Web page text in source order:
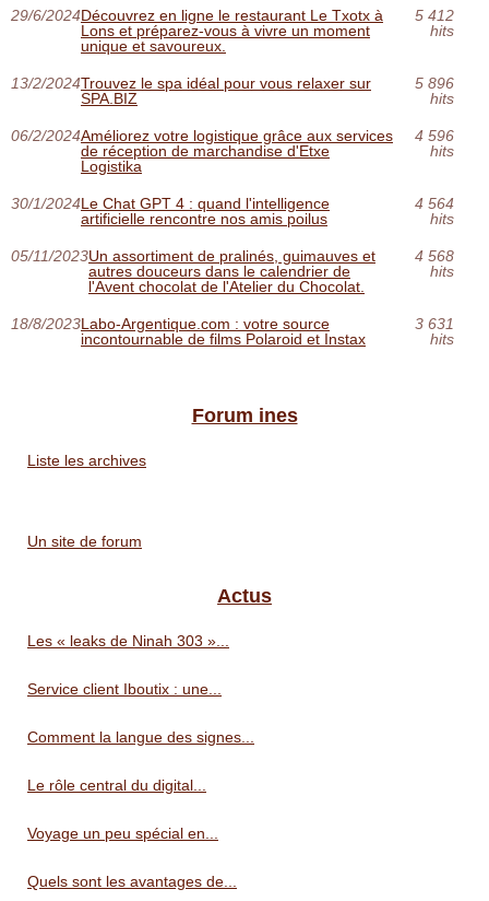
29/6/2024Découvrez en ligne le restaurant Le Txotx à
Lons et préparez-vous à vivre un moment
unique et savoureux.
5 412
hits
13/2/2024Trouvez le spa idéal pour vous relaxer sur
SPA.BIZ
5 896
hits
06/2/2024Améliorez votre logistique grâce aux services
de réception de marchandise d'Etxe
Logistika
4 596
hits
30/1/2024Le Chat GPT 4 : quand l'intelligence
artificielle rencontre nos amis poilus
4 564
hits
05/11/2023Un assortiment de pralinés, guimauves et
autres douceurs dans le calendrier de
l'Avent chocolat de l'Atelier du Chocolat.
4 568
hits
18/8/2023Labo-Argentique.com : votre source
incontournable de films Polaroid et Instax
3 631
hits
Forum ines
Liste les archives
Un site de forum
Actus
Les « leaks de Ninah 303 »...
Service client Iboutix : une...
Comment la langue des signes...
Le rôle central du digital...
Voyage un peu spécial en...
Quels sont les avantages de...